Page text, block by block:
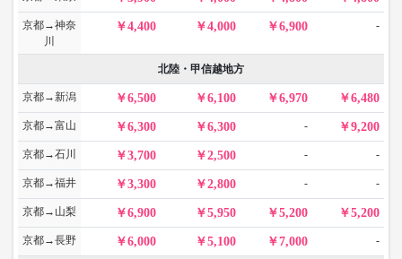
京都→神奈
川
4,400 4,000 6,900 -
北陸・甲信越地方
京都→新潟 6,500 6,100 6,970 6,480
京都→富山 6,300 6,300 - 9,200
京都→石川 3,700 2,500 - -
京都→福井 3,300 2,800 - -
京都→山梨 6,900 5,950 5,200 5,200
京都→長野 6,000 5,100 7,000 -